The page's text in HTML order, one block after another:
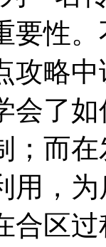
要性
攻略
会了
；而
用，
合区